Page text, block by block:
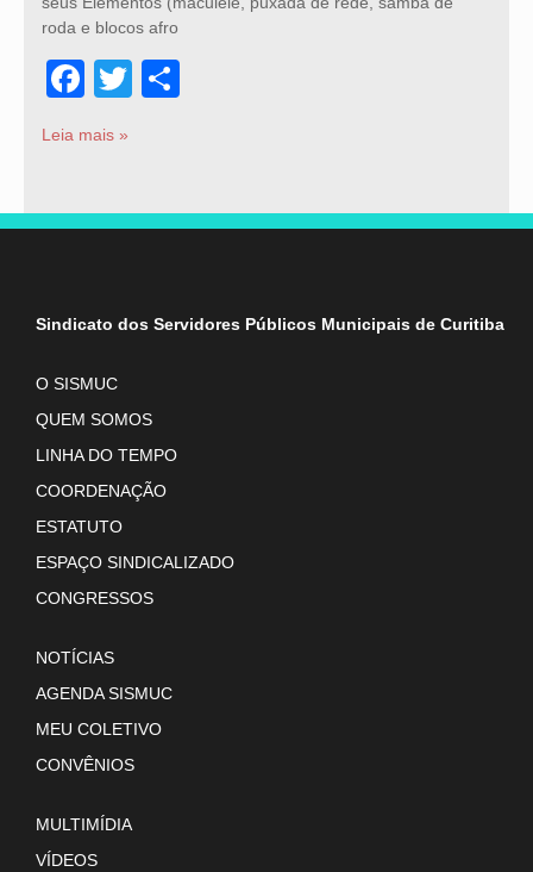
roda e blocos afro
Facebook
Twitter
Leia mais »
Sindicato dos Servidores Públicos Municipais de Curitiba
O SISMUC
QUEM SOMOS
LINHA DO TEMPO
COORDENAÇÃO
ESTATUTO
ESPAÇO SINDICALIZADO
CONGRESSOS
NOTÍCIAS
AGENDA SISMUC
MEU COLETIVO
CONVÊNIOS
MULTIMÍDIA
VÍDEOS